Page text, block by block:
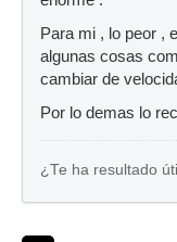
Para mi , lo peor ,
algunas cosas
cambiar de
Por lo demas lo
¿Te ha resultado